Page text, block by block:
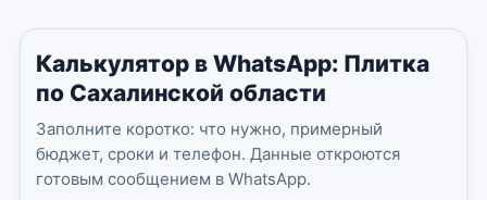
Калькулятор в WhatsApp: Плитка
по Сахалинской области
Заполните коротко: что нужно, примерный
бюджет, сроки и телефон. Данные откроются
готовым сообщением в WhatsApp.